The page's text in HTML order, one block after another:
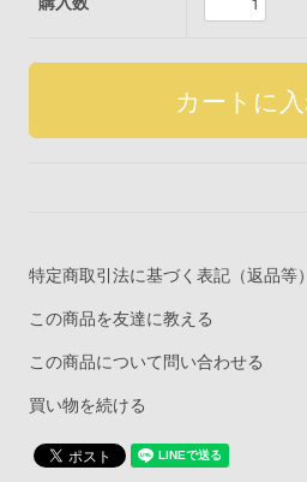
特定商取引法に基づく表記（返品等）
この商品を友達に教える
この商品について問い合わせる
買い物を続ける